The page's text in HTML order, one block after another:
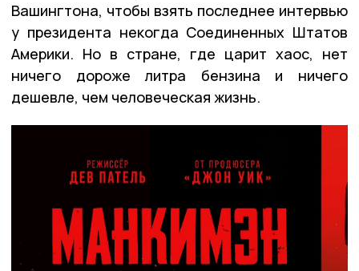
Вашингтона, чтобы взять последнее интервью
у президента некогда Соединенных Штатов
Америки. Но в стране, где царит хаос, нет
ничего дороже литра бензина и ничего
дешевле, чем человеческая жизнь.